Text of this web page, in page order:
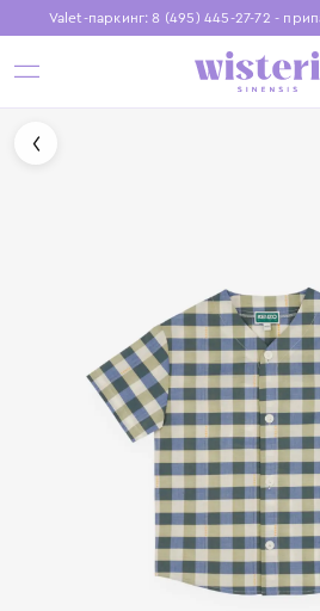
Valet-паркинг: 8 (495) 445-27-72 -
Бесплатная доставка при
Установите приложение, чтобы